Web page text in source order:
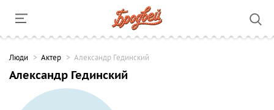
Люди Актер Александр Гединский
Александр Гединский